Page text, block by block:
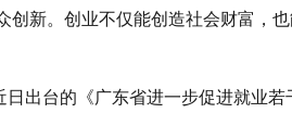
新。创业不仅能创造社会财富
出台的《广东省进一步促进就业